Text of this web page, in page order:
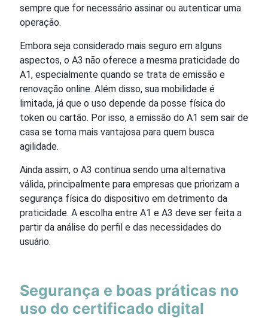
sempre que for necessário assinar ou autenticar uma
operação.
Embora seja considerado mais seguro em alguns
aspectos, o A3 não oferece a mesma praticidade do
A1, especialmente quando se trata de emissão e
renovação online. Além disso, sua mobilidade é
limitada, já que o uso depende da posse física do
token ou cartão. Por isso, a emissão do A1 sem sair de
casa se torna mais vantajosa para quem busca
agilidade.
Ainda assim, o A3 continua sendo uma alternativa
válida, principalmente para empresas que priorizam a
segurança física do dispositivo em detrimento da
praticidade. A escolha entre A1 e A3 deve ser feita a
partir da análise do perfil e das necessidades do
usuário.
Segurança e boas práticas no
uso do certificado digital